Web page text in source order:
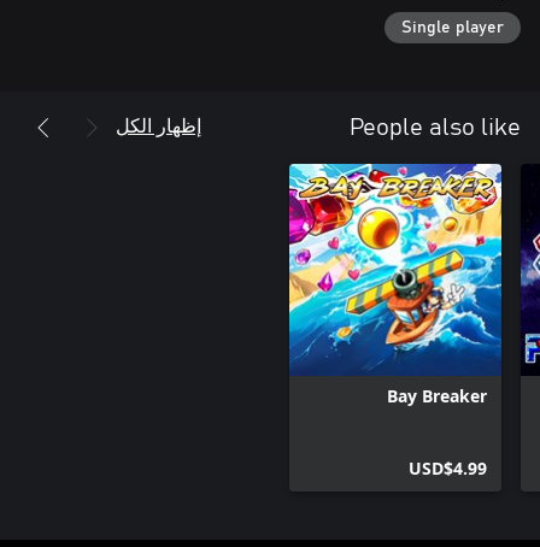
Single player
People also like إظهار الكل
Bay Breaker
USD$4.99